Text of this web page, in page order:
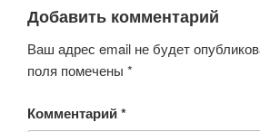
Добавить комментарий
Ваш адрес email не будет
поля помечены *
Комментарий*